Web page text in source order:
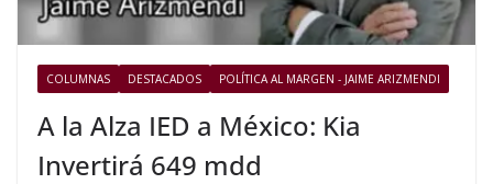
COLUMNAS DESTACADOS POLÍTICA AL MARGEN - JAIME ARIZMENDI
A la Alza IED a México: Kia
Invertirá 649 mdd